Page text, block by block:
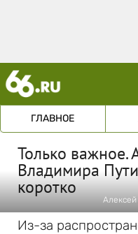
ГЛАВНОЕ
Только важное.
Владимира
коротко
Из-за